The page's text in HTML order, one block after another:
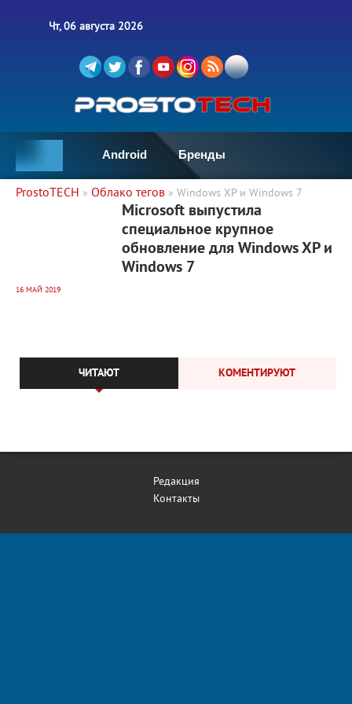
Чт, 06 августа 2026
Android Бренды
ProstoTECH » Облако тегов » Windows XP и Windows 7
5 591 0
Microsoft выпустила
специальное крупное
обновление для Windows XP и
Windows 7
16 МАЙ 2019
ЧИТАЮТ КОМЕНТИРУЮТ
Редакция
Контакты